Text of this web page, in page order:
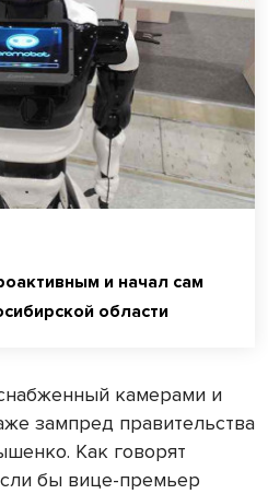
и начал сам
области
камерами и
зампред правительства
Как говорят
бы вице-премьер